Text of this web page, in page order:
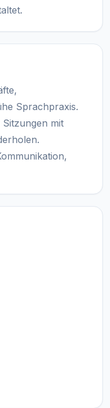
Sprachpraxis.
mit